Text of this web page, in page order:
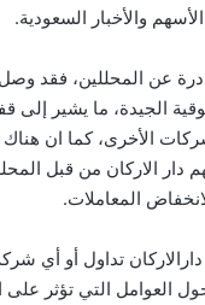
والأخبار السعودية.
عن المحللين، فقد
الجيدة، ما يشير إلى
الأخرى، كما ان هناك
دار الاركان من قبل
المعاملات.
تداول أو أي
العوامل التي تؤثر على